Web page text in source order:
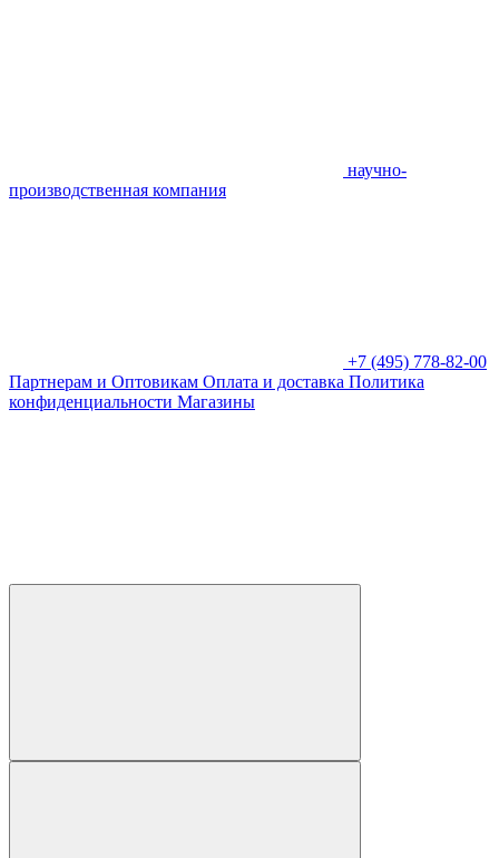
научно-
производственная компания
+7 (495) 778-82-00
Партнерам и Оптовикам Оплата и доставка Политика
конфиденциальности Магазины